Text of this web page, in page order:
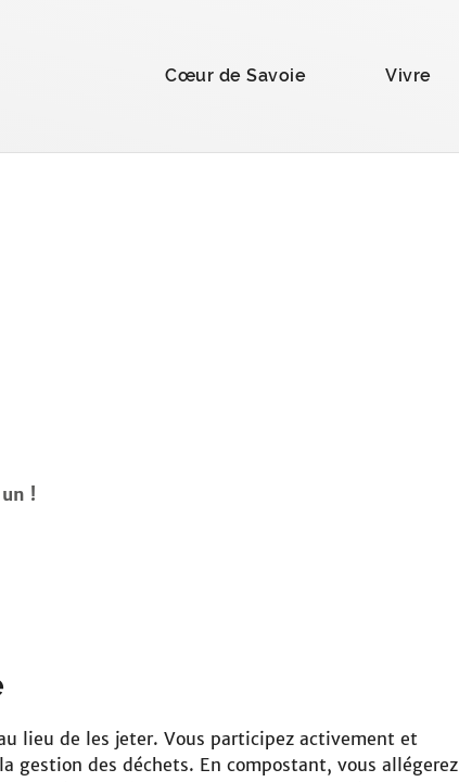
Cœur de Savoie Vivre
!
lieu de les jeter. Vous participez activement et
des déchets. En compostant, vous allégerez